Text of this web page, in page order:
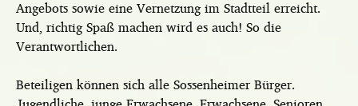
Angebots sowie eine Vernetzung im Stadtteil erreicht.
Und, richtig Spaß machen wird es auch! So die
Verantwortlichen.
Beteiligen können sich alle Sossenheimer Bürger.